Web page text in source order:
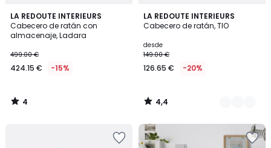
LA REDOUTE INTERIEURS
Cabecero de ratán con
almacenaje, Ladara
499.00 €
424.15 € -15%
4
/
5
4
/
LA REDOUTE INTERIEURS
Cabecero de ratán, TIO
desde
149.00 €
126.65 € -20%
4,4
/ 5
2
Colores
4,4
/